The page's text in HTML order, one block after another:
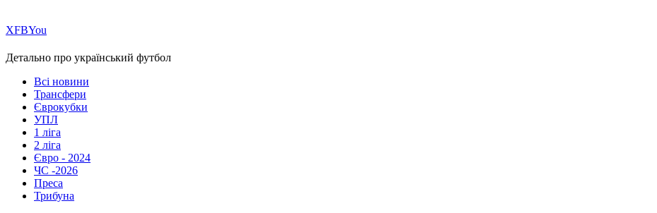
ХFBYou
Детально про український футбол
Всі новини
Трансфери
Єврокубки
УПЛ
1 ліга
2 ліга
Євро - 2024
ЧС -2026
Преса
Трибуна